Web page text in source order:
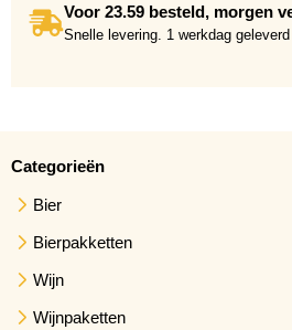
Voor 23.59 besteld, morgen
Snelle levering. 1 werkdag
Categorieën
Bier
Bierpakketten
Wijn
Wijnpaketten